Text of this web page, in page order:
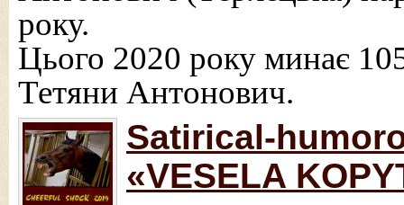
року.
Цього 2020 року минає
Тетяни Антонович.
Satirical-
«VESELA